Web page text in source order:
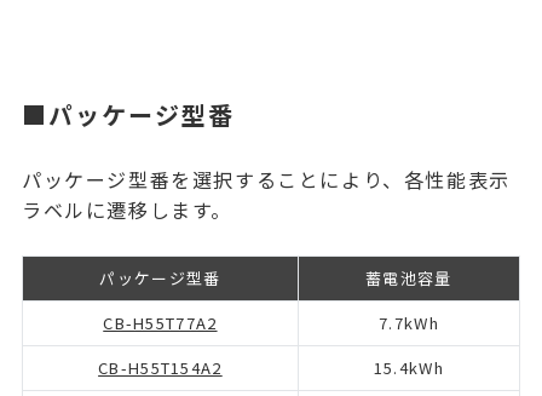
■パッケージ型番
パッケージ型番を選択することにより、各性能表示
ラベルに遷移します。
パッケージ型番
蓄電池容量
CB-H55T77A2
7.7kWh
CB-H55T154A2
15.4kWh